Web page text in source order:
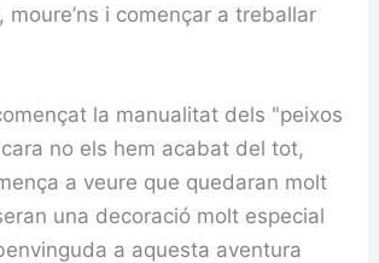
moure’ns i començar a treballar
la manualitat dels "peixos
no els hem acabat del tot,
a veure que quedaran molt
una decoració molt especial
a aquesta aventura